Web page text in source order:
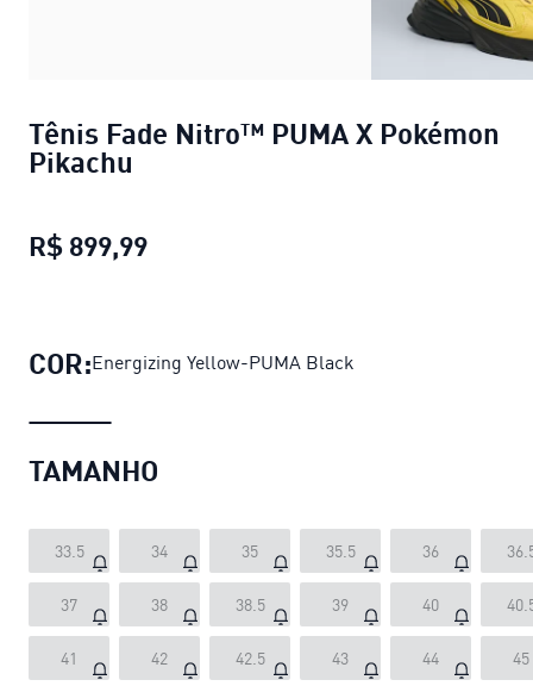
Tênis Fade Nitro™ PUMA X Pokémon
Pikachu
R$ 899,99
COR:Energizing Yellow-PUMA Black
TAMANHO
33.5 34 35 35.5 36
37 38 38.5 39 40
41 42 42.5 43 44 45